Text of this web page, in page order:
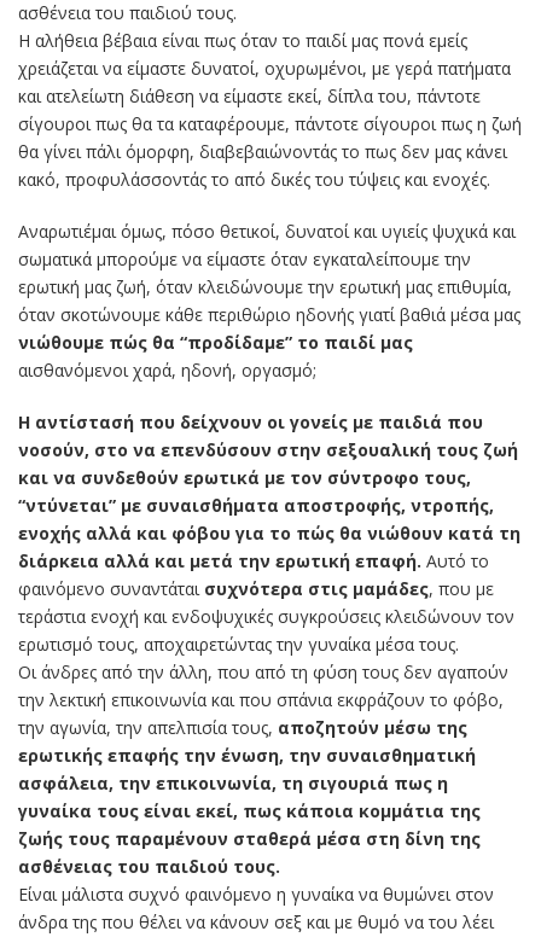
ασθένεια του παιδιού τους.
Η αλήθεια βέβαια είναι πως όταν το παιδί μας πονά εμείς
χρειάζεται να είμαστε δυνατοί, οχυρωμένοι, με γερά πατήματα
και ατελείωτη διάθεση να είμαστε εκεί, δίπλα του, πάντοτε
σίγουροι πως θα τα καταφέρουμε, πάντοτε σίγουροι πως η ζωή
θα γίνει πάλι όμορφη, διαβεβαιώνοντάς το πως δεν μας κάνει
κακό, προφυλάσσοντάς το από δικές του τύψεις και ενοχές.
Αναρωτιέμαι όμως, πόσο θετικοί, δυνατοί και υγιείς ψυχικά και
σωματικά μπορούμε να είμαστε όταν εγκαταλείπουμε την
ερωτική μας ζωή, όταν κλειδώνουμε την ερωτική μας επιθυμία,
όταν σκοτώνουμε κάθε περιθώριο ηδονής γιατί βαθιά μέσα μας
νιώθουμε πώς θα “προδίδαμε” το παιδί μας
αισθανόμενοι χαρά, ηδονή, οργασμό;
Η αντίστασή που δείχνουν οι γονείς με παιδιά που
νοσούν, στο να επενδύσουν στην σεξουαλική τους ζωή
και να συνδεθούν ερωτικά με τον σύντροφο τους,
“ντύνεται” με συναισθήματα αποστροφής, ντροπής,
ενοχής αλλά και φόβου για το πώς θα νιώθουν κατά τη
διάρκεια αλλά και μετά την ερωτική επαφή. Αυτό το
φαινόμενο συναντάται συχνότερα στις μαμάδες, που με
τεράστια ενοχή και ενδοψυχικές συγκρούσεις κλειδώνουν τον
ερωτισμό τους, αποχαιρετώντας την γυναίκα μέσα τους.
Οι άνδρες από την άλλη, που από τη φύση τους δεν αγαπούν
την λεκτική επικοινωνία και που σπάνια εκφράζουν το φόβο,
την αγωνία, την απελπισία τους, αποζητούν μέσω της
ερωτικής επαφής την ένωση, την συναισθηματική
ασφάλεια, την επικοινωνία, τη σιγουριά πως η
γυναίκα τους είναι εκεί, πως κάποια κομμάτια της
ζωής τους παραμένουν σταθερά μέσα στη δίνη της
ασθένειας του παιδιού τους.
Είναι μάλιστα συχνό φαινόμενο η γυναίκα να θυμώνει στον
άνδρα της που θέλει να κάνουν σεξ και με θυμό να του λέει